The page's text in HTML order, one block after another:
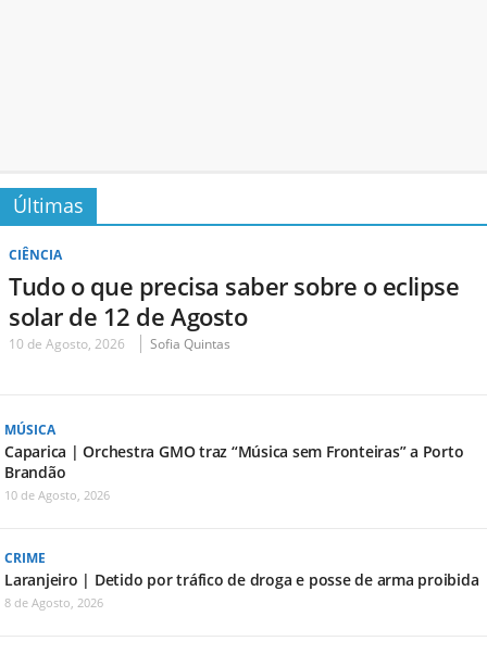
Últimas
CIÊNCIA
Tudo o que precisa saber sobre o eclipse
solar de 12 de Agosto
10 de Agosto, 2026 Sofia Quintas
MÚSICA
Caparica | Orchestra GMO traz “Música sem Fronteiras” a Porto
Brandão
10 de Agosto, 2026
CRIME
Laranjeiro | Detido por tráfico de droga e posse de arma proibida
8 de Agosto, 2026